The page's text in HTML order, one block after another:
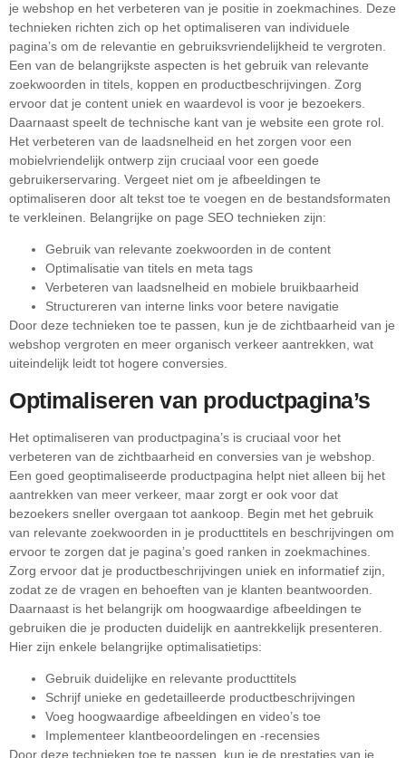
je webshop en het verbeteren van je positie in zoekmachines. Deze
technieken richten zich op het optimaliseren van individuele
pagina’s om de relevantie en gebruiksvriendelijkheid te vergroten.
Een van de belangrijkste aspecten is het gebruik van relevante
zoekwoorden in titels, koppen en productbeschrijvingen. Zorg
ervoor dat je content uniek en waardevol is voor je bezoekers.
Daarnaast speelt de technische kant van je website een grote rol.
Het verbeteren van de laadsnelheid en het zorgen voor een
mobielvriendelijk ontwerp zijn cruciaal voor een goede
gebruikerservaring. Vergeet niet om je afbeeldingen te
optimaliseren door alt tekst toe te voegen en de bestandsformaten
te verkleinen. Belangrijke on page SEO technieken zijn:
Gebruik van relevante zoekwoorden in de content
Optimalisatie van titels en meta tags
Verbeteren van laadsnelheid en mobiele bruikbaarheid
Structureren van interne links voor betere navigatie
Door deze technieken toe te passen, kun je de zichtbaarheid van je
webshop vergroten en meer organisch verkeer aantrekken, wat
uiteindelijk leidt tot hogere conversies.
Optimaliseren van productpagina’s
Het optimaliseren van productpagina’s is cruciaal voor het
verbeteren van de zichtbaarheid en conversies van je webshop.
Een goed geoptimaliseerde productpagina helpt niet alleen bij het
aantrekken van meer verkeer, maar zorgt er ook voor dat
bezoekers sneller overgaan tot aankoop. Begin met het gebruik
van relevante zoekwoorden in je producttitels en beschrijvingen om
ervoor te zorgen dat je pagina’s goed ranken in zoekmachines.
Zorg ervoor dat je productbeschrijvingen uniek en informatief zijn,
zodat ze de vragen en behoeften van je klanten beantwoorden.
Daarnaast is het belangrijk om hoogwaardige afbeeldingen te
gebruiken die je producten duidelijk en aantrekkelijk presenteren.
Hier zijn enkele belangrijke optimalisatietips:
Gebruik duidelijke en relevante producttitels
Schrijf unieke en gedetailleerde productbeschrijvingen
Voeg hoogwaardige afbeeldingen en video’s toe
Implementeer klantbeoordelingen en -recensies
Door deze technieken toe te passen, kun je de prestaties van je